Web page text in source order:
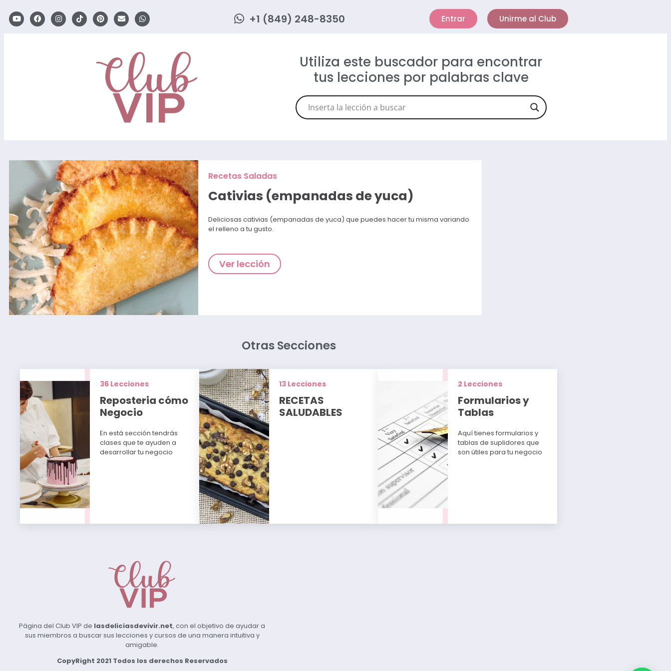
+1 (849) 248-8350 Entrar Unirme al Club
Utiliza este buscador para encontrar
tus lecciones por palabras clave
Recetas Saladas
Cativias (empanadas de yuca)
Deliciosas cativias (empanadas de yuca) que puedes hacer tu misma variando
el relleno a tu gusto.
Ver lección
Otras Secciones
36 Lecciones
Reposteria cómo
Negocio
En está sección tendrás
clases que te ayuden a
desarrollar tu negocio
13 Lecciones
RECETAS
SALUDABLES
2 Lecciones
Formularios y
Tablas
Aquí tienes formularios y
tablas de suplidores que
son útiles para tu negocio
Página del Club VIP de lasdeliciasdevivir.net, con el objetivo de ayudar a
sus miembros a buscar sus lecciones y cursos de una manera intuitiva y
amigable.
CopyRight 2021 Todos los derechos Reservados